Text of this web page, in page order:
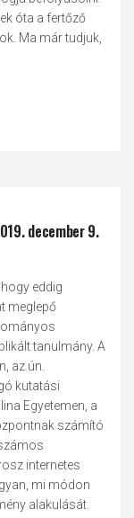
óta a fertőző
Ma már tudjuk,
december 9.
eddig
meglepő
tanulmány. A
az ún.
kutatási
Egyetemen, a
számító
internetes
mi módon
alakulását.